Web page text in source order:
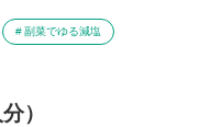
副菜でゆる減塩
）